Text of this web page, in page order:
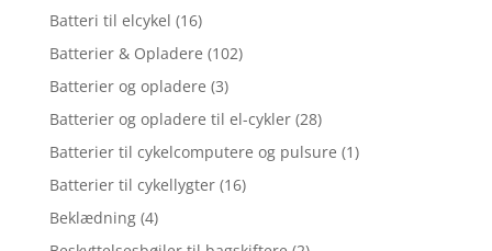
Batteri til elcykel (16)
Batterier & Opladere (102)
Batterier og opladere (3)
Batterier og opladere til el-cykler (28)
Batterier til cykelcomputere og pulsure (1)
Batterier til cykellygter (16)
Beklædning (4)